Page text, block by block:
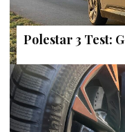
Polestar 3 Test: